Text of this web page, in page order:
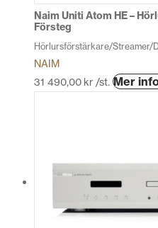
Naim Uniti Atom HE –
Försteg
Hörlursförstärkare/Streamer/
NAIM
31 490,00 kr /st. Mer